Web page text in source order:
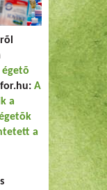
égetõ
A
a
a